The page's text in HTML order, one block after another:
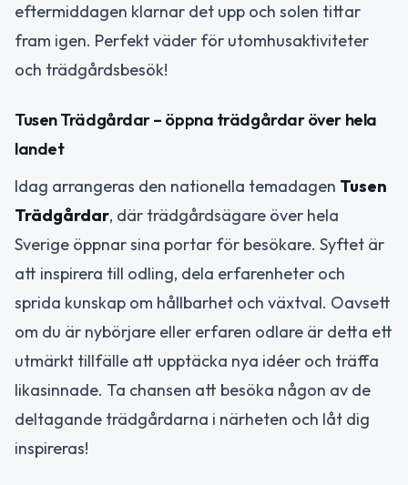
eftermiddagen klarnar det upp och solen tittar
fram igen. Perfekt väder för utomhusaktiviteter
och trädgårdsbesök!
Tusen Trädgårdar – öppna trädgårdar över hela
landet
Idag arrangeras den nationella temadagen Tusen
Trädgårdar, där trädgårdsägare över hela
Sverige öppnar sina portar för besökare. Syftet är
att inspirera till odling, dela erfarenheter och
sprida kunskap om hållbarhet och växtval. Oavsett
om du är nybörjare eller erfaren odlare är detta ett
utmärkt tillfälle att upptäcka nya idéer och träffa
likasinnade. Ta chansen att besöka någon av de
deltagande trädgårdarna i närheten och låt dig
inspireras!